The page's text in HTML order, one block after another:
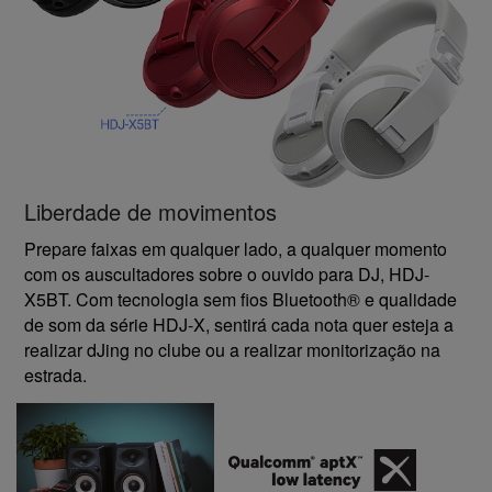
Liberdade de movimentos
Prepare faixas em qualquer lado, a qualquer momento
com os auscultadores sobre o ouvido para DJ, HDJ-
X5BT. Com tecnologia sem fios Bluetooth® e qualidade
de som da série HDJ-X, sentirá cada nota quer esteja a
realizar dJing no clube ou a realizar monitorização na
estrada.